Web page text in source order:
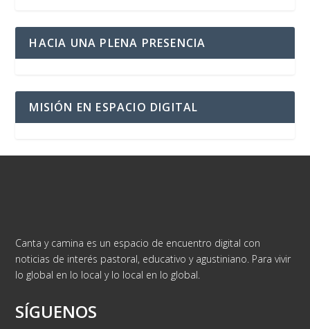
HACIA UNA PLENA PRESENCIA
MISIÓN EN ESPACIO DIGITAL
Canta y camina es un espacio de encuentro digital con
noticias de interés pastoral, educativo y agustiniano. Para vivir
lo global en lo local y lo local en lo global.
SÍGUENOS